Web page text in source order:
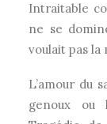
Intraitable
ne se
voulait pas la
L’amour du
genoux ou